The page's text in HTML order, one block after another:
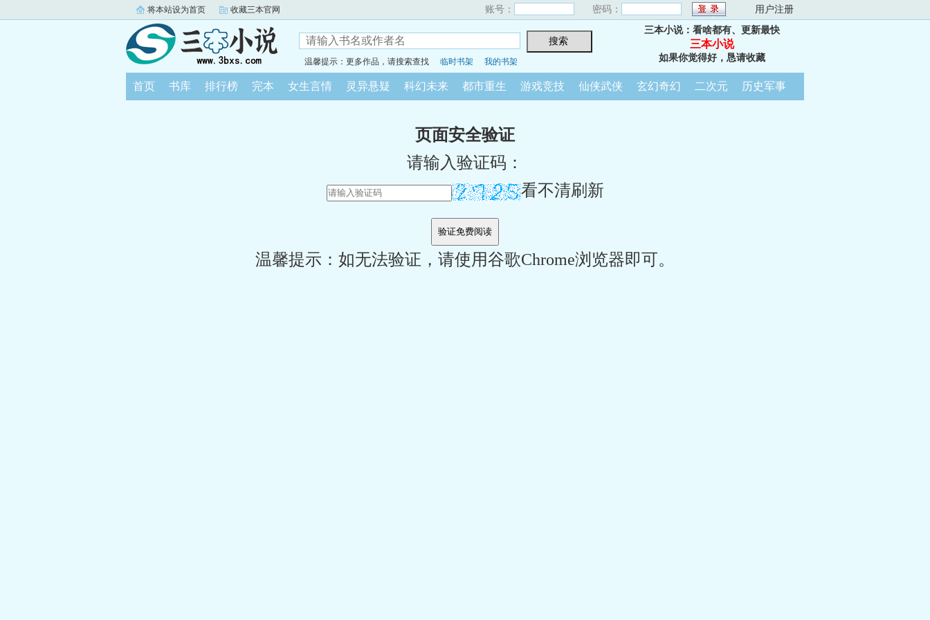
将本站设为首页 收藏三本官网 账号： 密码： 用户注册
温馨提示：更多作品，请搜索查找 临时书架 我的书架
三本小说：看啥都有、更新最快
三本小说
如果你觉得好，恳请收藏
首页 书库 排行榜 完本 女生言情 灵异悬疑 科幻未来 都市重生 游戏竞技 仙侠武侠 玄幻奇幻 二次元 历史军事
页面安全验证
请输入验证码：
看不清刷新
温馨提示：如无法验证，请使用谷歌Chrome浏览器即可。